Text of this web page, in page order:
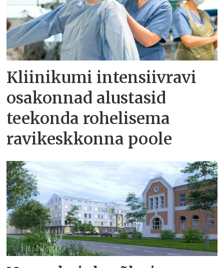
Kliinikumi intensiivravi
osakonnad alustasid
teekonda rohelisema
ravikeskkonna poole